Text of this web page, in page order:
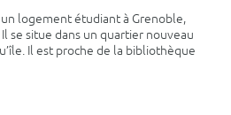
un logement étudiant à Grenoble,
se situe dans un quartier nouveau
Il est proche de la bibliothèque